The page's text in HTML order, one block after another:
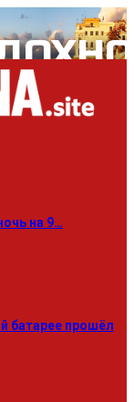
на 9…
батарее прошёл